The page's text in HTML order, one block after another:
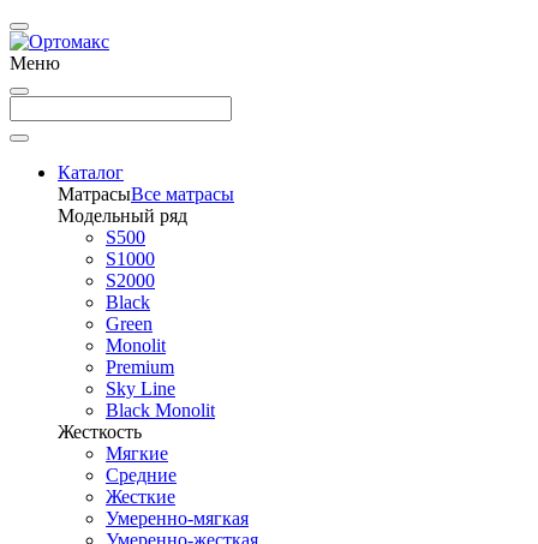
Меню
Каталог
МатрасыВсе матрасы
Модельный ряд
S500
S1000
S2000
Black
Green
Monolit
Premium
Sky Line
Black Monolit
Жесткость
Мягкие
Средние
Жесткие
Умеренно-мягкая
Умеренно-жесткая